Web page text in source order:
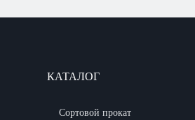
КАТАЛОГ
Сортовой прокат